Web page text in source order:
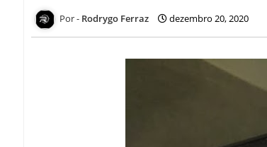
Rodrygo Ferraz dezembro 20, 2020